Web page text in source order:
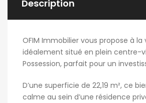
Description
OFIM Immobilier vous propose à
idéalement situé en plein centre-
Possession, parfait pour un
D’une superficie de 22,19 m², ce
calme au sein d’une résidence